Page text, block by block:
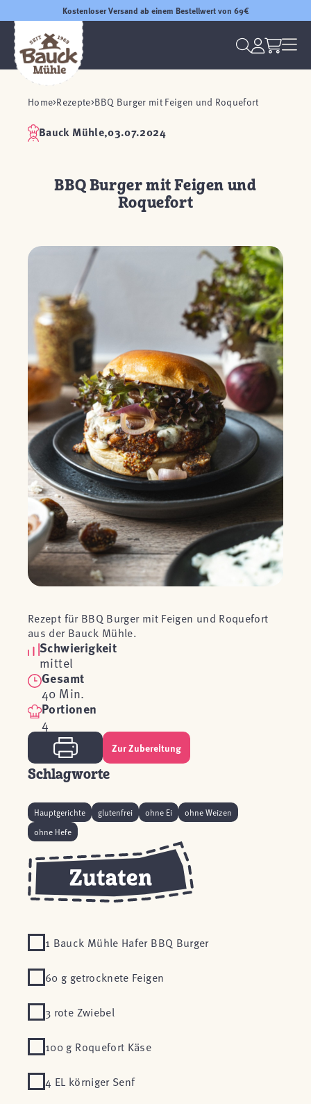
Kostenloser Versand ab einem Bestellwert von 69€
Home Rezepte BBQ Burger mit Feigen und Roquefort
Bauck Mühle,03.07.2024
BBQ Burger mit Feigen und
Roquefort
Rezept für BBQ Burger mit Feigen und Roquefort
aus der Bauck Mühle.
Schwierigkeit
mittel
Gesamt
40 Min.
Portionen
4
Zur Zubereitung
Schlagworte
Hauptgerichte glutenfrei ohne Ei
ohne Weizen
ohne Hefe
1 Bauck Mühle Hafer BBQ Burger
60 g getrocknete Feigen
3 rote Zwiebel
100 g Roquefort Käse
4 EL körniger Senf